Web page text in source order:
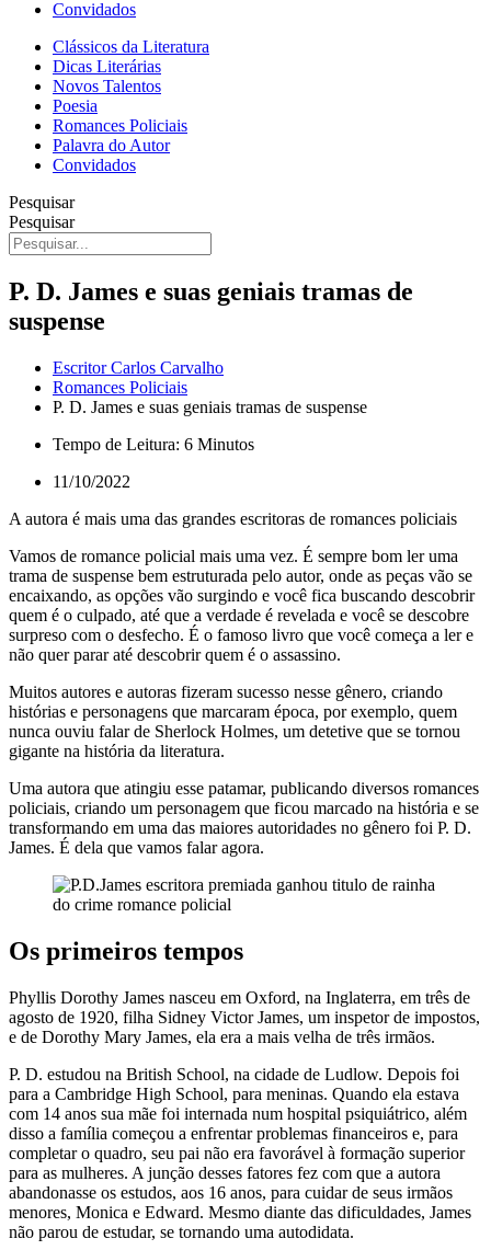
Convidados
Clássicos da Literatura
Dicas Literárias
Novos Talentos
Poesia
Romances Policiais
Palavra do Autor
Convidados
Pesquisar
Pesquisar
P. D. James e suas geniais tramas de
suspense
Escritor Carlos Carvalho
Romances Policiais
P. D. James e suas geniais tramas de suspense
Tempo de Leitura: 6 Minutos
11/10/2022
A autora é mais uma das grandes escritoras de romances policiais
Vamos de romance policial mais uma vez. É sempre bom ler uma
trama de suspense bem estruturada pelo autor, onde as peças vão se
encaixando, as opções vão surgindo e você fica buscando descobrir
quem é o culpado, até que a verdade é revelada e você se descobre
surpreso com o desfecho. É o famoso livro que você começa a ler e
não quer parar até descobrir quem é o assassino.
Muitos autores e autoras fizeram sucesso nesse gênero, criando
histórias e personagens que marcaram época, por exemplo, quem
nunca ouviu falar de Sherlock Holmes, um detetive que se tornou
gigante na história da literatura.
Uma autora que atingiu esse patamar, publicando diversos romances
policiais, criando um personagem que ficou marcado na história e se
transformando em uma das maiores autoridades no gênero foi P. D.
James. É dela que vamos falar agora.
Os primeiros tempos
Phyllis Dorothy James nasceu em Oxford, na Inglaterra, em três de
agosto de 1920, filha Sidney Victor James, um inspetor de impostos,
e de Dorothy Mary James, ela era a mais velha de três irmãos.
P. D. estudou na British School, na cidade de Ludlow. Depois foi
para a Cambridge High School, para meninas. Quando ela estava
com 14 anos sua mãe foi internada num hospital psiquiátrico, além
disso a família começou a enfrentar problemas financeiros e, para
completar o quadro, seu pai não era favorável à formação superior
para as mulheres. A junção desses fatores fez com que a autora
abandonasse os estudos, aos 16 anos, para cuidar de seus irmãos
menores, Monica e Edward. Mesmo diante das dificuldades, James
não parou de estudar, se tornando uma autodidata.